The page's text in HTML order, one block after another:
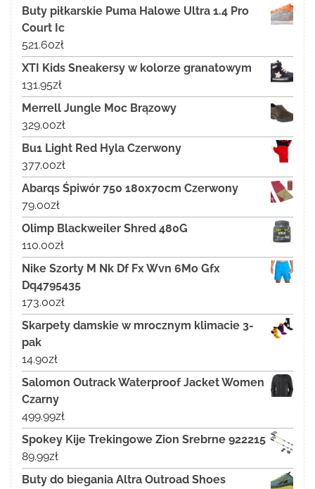
Buty piłkarskie Puma Halowe Ultra 1.4 Pro
Court Ic
521.60zł
XTI Kids Sneakersy w kolorze granatowym
131.95zł
Merrell Jungle Moc Brązowy
329.00zł
Bu1 Light Red Hyla Czerwony
377.00zł
Abarqs Śpiwór 750 180x70cm Czerwony
79.00zł
Olimp Blackweiler Shred 480G
110.00zł
Nike Szorty M Nk Df Fx Wvn 6Mo Gfx
Dq4795435
173.00zł
Skarpety damskie w mrocznym klimacie 3-
pak
14.90zł
Salomon Outrack Waterproof Jacket Women
Czarny
499.99zł
Spokey Kije Trekingowe Zion Srebrne 922215
89.99zł
Buty do biegania Altra Outroad Shoes